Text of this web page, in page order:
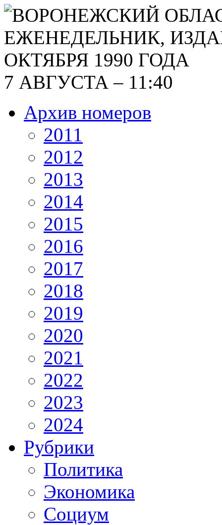
7 АВГУСТА – 11:40
Архив номеров
2011
2012
2013
2014
2015
2016
2017
2018
2019
2020
2021
2022
2023
2024
Рубрики
Политика
Экономика
Социум